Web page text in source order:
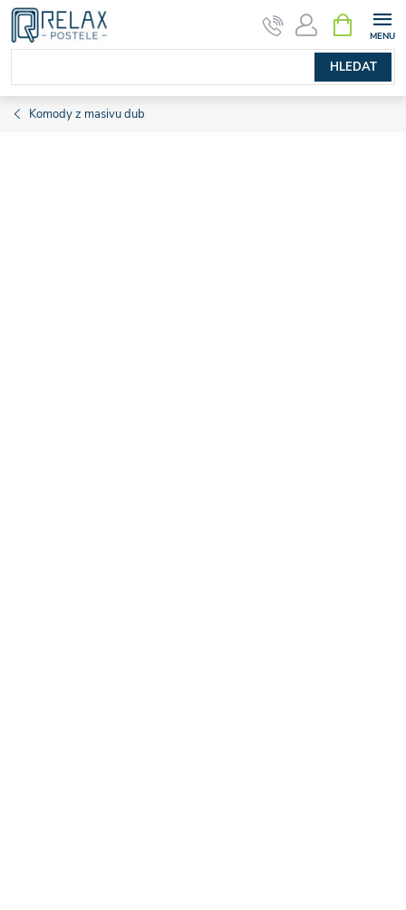
Přejít
obsah
HLEDAT
NÁKUPNÍ
KOŠÍK
Komody z masivu dub